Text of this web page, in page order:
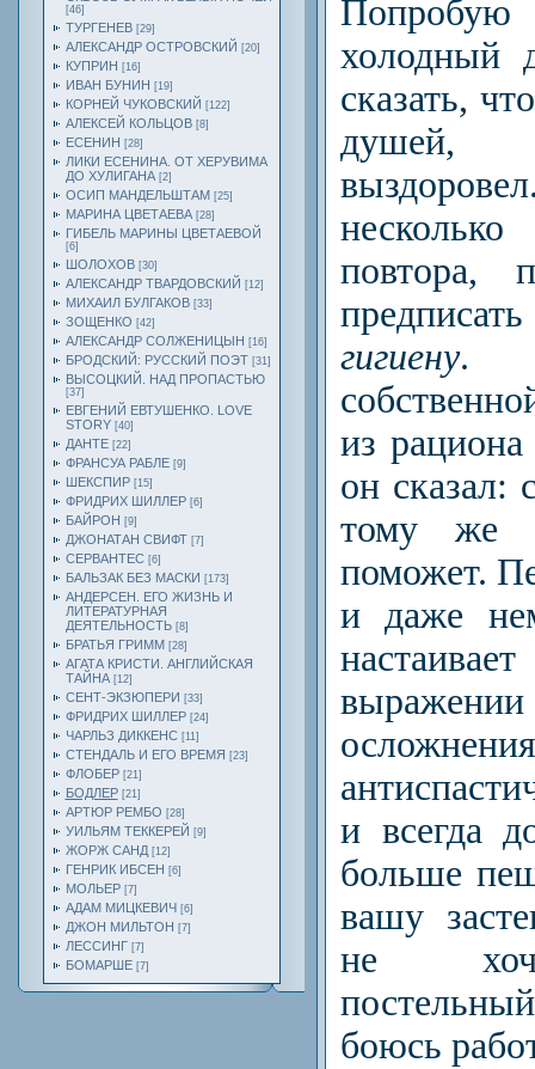
[46]
ТУРГЕНЕВ [29]
АЛЕКСАНДР ОСТРОВСКИЙ [20]
КУПРИН [16]
ИВАН БУНИН [19]
КОРНЕЙ ЧУКОВСКИЙ [122]
АЛЕКСЕЙ КОЛЬЦОВ [8]
ЕСЕНИН [28]
ЛИКИ ЕСЕНИНА. ОТ ХЕРУВИМА
ДО ХУЛИГАНА [2]
ОСИП МАНДЕЛЬШТАМ [25]
МАРИНА ЦВЕТАЕВА [28]
ГИБЕЛЬ МАРИНЫ ЦВЕТАЕВОЙ
[6]
ШОЛОХОВ [30]
АЛЕКСАНДР ТВАРДОВСКИЙ [12]
МИХАИЛ БУЛГАКОВ [33]
ЗОЩЕНКО [42]
АЛЕКСАНДР СОЛЖЕНИЦЫН [16]
БРОДСКИЙ: РУССКИЙ ПОЭТ [31]
ВЫСОЦКИЙ. НАД ПРОПАСТЬЮ
[37]
ЕВГЕНИЙ ЕВТУШЕНКО. LOVE
STORY [40]
ДАНТЕ [22]
ФРАНСУА РАБЛЕ [9]
ШЕКСПИР [15]
ФРИДРИХ ШИЛЛЕР [6]
БАЙРОН [9]
ДЖОНАТАН СВИФТ [7]
СЕРВАНТЕС [6]
БАЛЬЗАК БЕЗ МАСКИ [173]
АНДЕРСЕН. ЕГО ЖИЗНЬ И
ЛИТЕРАТУРНАЯ
ДЕЯТЕЛЬНОСТЬ [8]
БРАТЬЯ ГРИММ [28]
АГАТА КРИСТИ. АНГЛИЙСКАЯ
ТАЙНА [12]
СЕНТ-ЭКЗЮПЕРИ [33]
ФРИДРИХ ШИЛЛЕР [24]
ЧАРЛЬЗ ДИККЕНС [11]
СТЕНДАЛЬ И ЕГО ВРЕМЯ [23]
ФЛОБЕР [21]
БОДЛЕР [21]
АРТЮР РЕМБО [28]
УИЛЬЯМ ТЕККЕРЕЙ [9]
ЖОРЖ САНД [12]
ГЕНРИК ИБСЕН [6]
МОЛЬЕР [7]
АДАМ МИЦКЕВИЧ [6]
ДЖОН МИЛЬТОН [7]
ЛЕССИНГ [7]
БОМАРШЕ [7]
сказать,
душей,
повтора,
гигиену.
из
он сказал:
тому же
поможет.
и даже
и всегда
больше
вашу
не
боюсь